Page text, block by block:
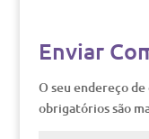
Enviar
O seu endereço
obrigatórios são